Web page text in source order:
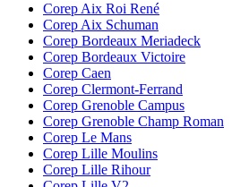
Corep Aix Roi René
Corep Aix Schuman
Corep Bordeaux Meriadeck
Corep Bordeaux Victoire
Corep Caen
Corep Clermont-Ferrand
Corep Grenoble Campus
Corep Grenoble Champ Roman
Corep Le Mans
Corep Lille Moulins
Corep Lille Rihour